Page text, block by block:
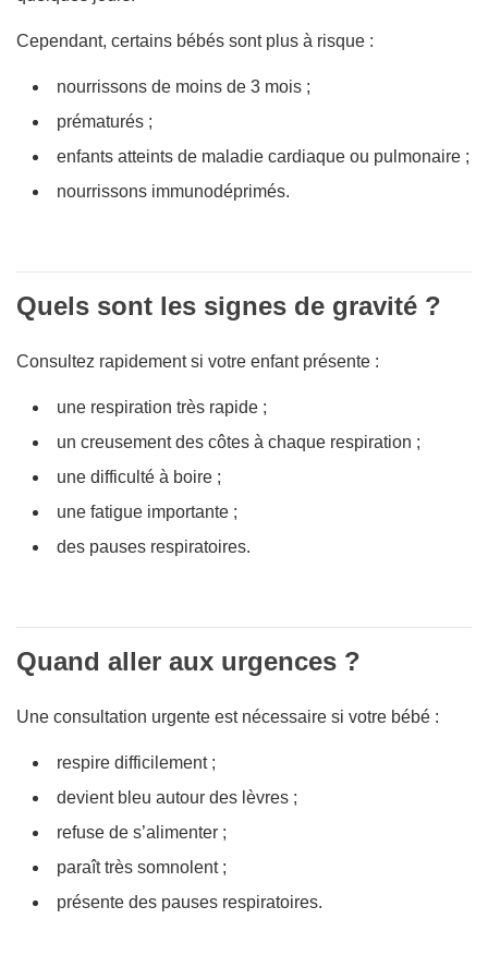
Cependant, certains bébés sont plus à risque :
nourrissons de moins de 3 mois ;
prématurés ;
enfants atteints de maladie cardiaque ou pulmonaire ;
nourrissons immunodéprimés.
Quels sont les signes de gravité ?
Consultez rapidement si votre enfant présente :
une respiration très rapide ;
un creusement des côtes à chaque respiration ;
une difficulté à boire ;
une fatigue importante ;
des pauses respiratoires.
Quand aller aux urgences ?
Une consultation urgente est nécessaire si votre bébé :
respire difficilement ;
devient bleu autour des lèvres ;
refuse de s’alimenter ;
paraît très somnolent ;
présente des pauses respiratoires.